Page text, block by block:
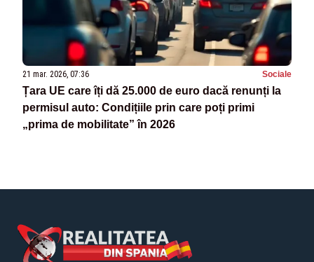
21 mar. 2026, 07:36 Sociale
Țara UE care îți dă 25.000 de euro dacă renunți la
permisul auto: Condițiile prin care poți primi
„prima de mobilitate” în 2026